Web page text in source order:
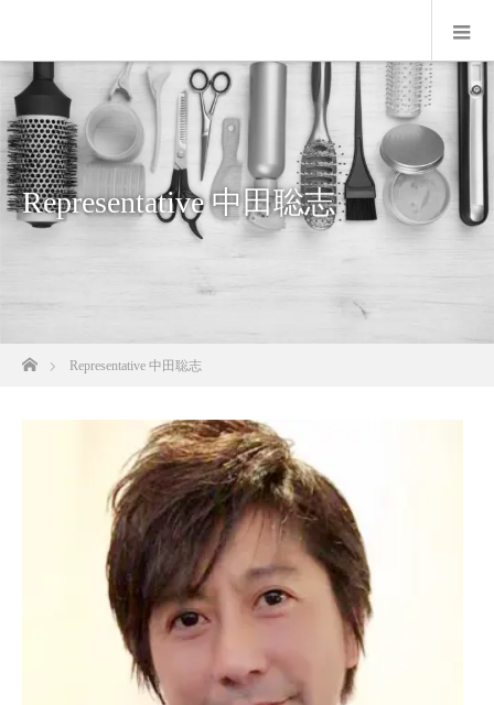
Representative 中田聡志
ホームRepresentative 中田聡志